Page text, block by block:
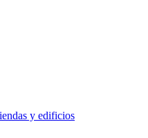
y edificios